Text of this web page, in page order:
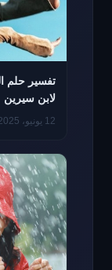
تفسير حلم
لابن سيرين
12 يونيو، 2025